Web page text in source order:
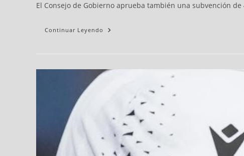
El Consejo de Gobierno aprueba también una subvención
Continuar Leyendo